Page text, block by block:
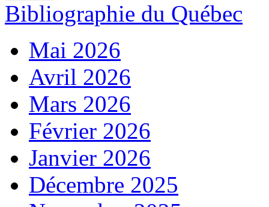
Bibliographie du Québec
Mai 2026
Avril 2026
Mars 2026
Février 2026
Janvier 2026
Décembre 2025